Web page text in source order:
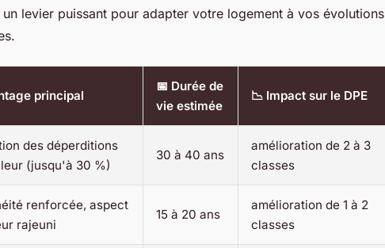
un levier puissant pour adapter votre logement à vos évolutions
principal
📅 Durée de
vie estimée
📉 Impact sur le DPE
des déperditions
(jusqu'à 30 %)
30 à 40 ans
amélioration de 2 à 3
classes
renforcée, aspect
rajeuni
15 à 20 ans
amélioration de 1 à 2
classes